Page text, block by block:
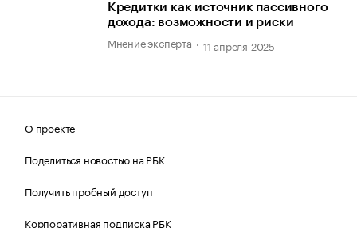
Кредитки как источник пассивного
дохода: возможности и риски
Мнение эксперта 11 апреля 2025
О проекте
Поделиться новостью на РБК
Получить пробный доступ
Корпоративная подписка РБК